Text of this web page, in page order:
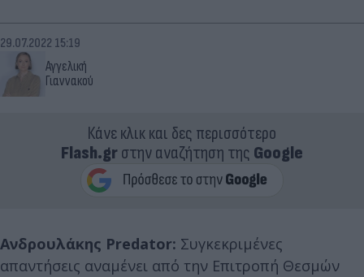
Αγγελική
Γιαννακού
29.07.2022 15:19
Κάνε κλικ και δες περισσότερο
Flash.grστην αναζήτηση της Google
Ανδρουλάκης Predator: Συγκεκριμένες
απαντήσεις αναμένει από την Επιτροπή Θεσμών